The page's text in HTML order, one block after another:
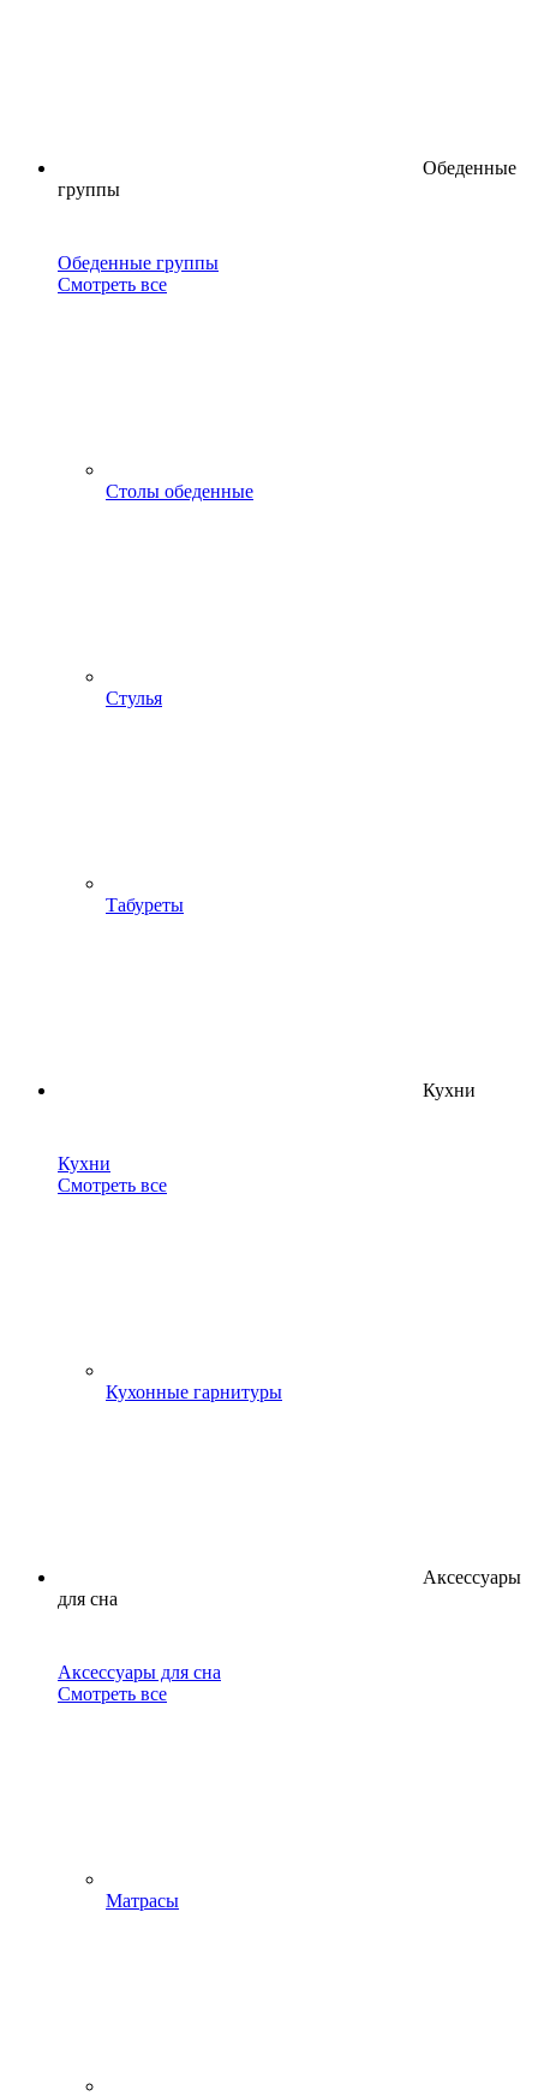
Обеденные
группы
Обеденные группы
Смотреть все
Столы обеденные
Стулья
Табуреты
Кухни
Кухни
Смотреть все
Кухонные гарнитуры
Аксессуары
для сна
Аксессуары для сна
Смотреть все
Матрасы